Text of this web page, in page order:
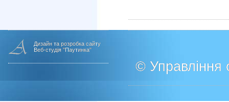
Дизайн та розробка сайту
Веб-студія "Паутинка"
© Управління